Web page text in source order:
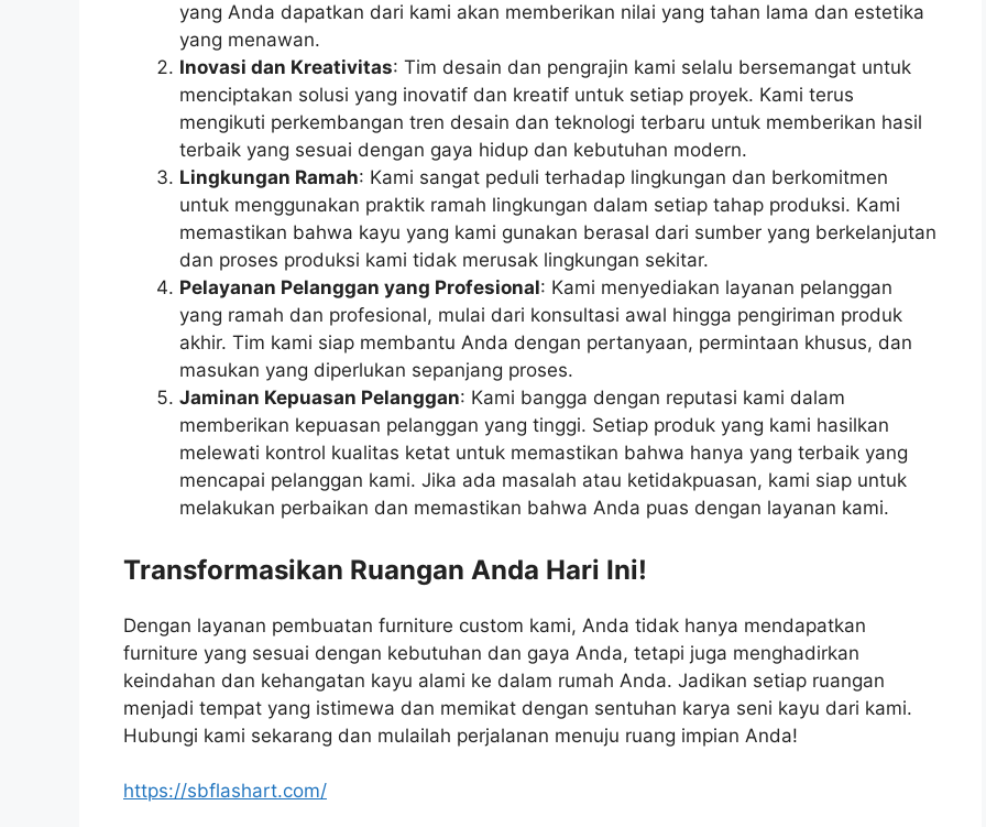
yang Anda dapatkan dari kami akan memberikan nilai yang tahan lama dan estetika
yang menawan.
Inovasi dan Kreativitas: Tim desain dan pengrajin kami selalu bersemangat untuk
menciptakan solusi yang inovatif dan kreatif untuk setiap proyek. Kami terus
mengikuti perkembangan tren desain dan teknologi terbaru untuk memberikan hasil
terbaik yang sesuai dengan gaya hidup dan kebutuhan modern.
Lingkungan Ramah: Kami sangat peduli terhadap lingkungan dan berkomitmen
untuk menggunakan praktik ramah lingkungan dalam setiap tahap produksi. Kami
memastikan bahwa kayu yang kami gunakan berasal dari sumber yang berkelanjutan
dan proses produksi kami tidak merusak lingkungan sekitar.
Pelayanan Pelanggan yang Profesional: Kami menyediakan layanan pelanggan
yang ramah dan profesional, mulai dari konsultasi awal hingga pengiriman produk
akhir. Tim kami siap membantu Anda dengan pertanyaan, permintaan khusus, dan
masukan yang diperlukan sepanjang proses.
Jaminan Kepuasan Pelanggan: Kami bangga dengan reputasi kami dalam
memberikan kepuasan pelanggan yang tinggi. Setiap produk yang kami hasilkan
melewati kontrol kualitas ketat untuk memastikan bahwa hanya yang terbaik yang
mencapai pelanggan kami. Jika ada masalah atau ketidakpuasan, kami siap untuk
melakukan perbaikan dan memastikan bahwa Anda puas dengan layanan kami.
Transformasikan Ruangan Anda Hari Ini!
Dengan layanan pembuatan furniture custom kami, Anda tidak hanya mendapatkan
furniture yang sesuai dengan kebutuhan dan gaya Anda, tetapi juga menghadirkan
keindahan dan kehangatan kayu alami ke dalam rumah Anda. Jadikan setiap ruangan
menjadi tempat yang istimewa dan memikat dengan sentuhan karya seni kayu dari kami.
Hubungi kami sekarang dan mulailah perjalanan menuju ruang impian Anda!
https://sbflashart.com/